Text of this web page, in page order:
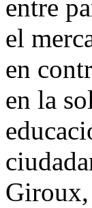
entre
el
en
en la
Giroux,